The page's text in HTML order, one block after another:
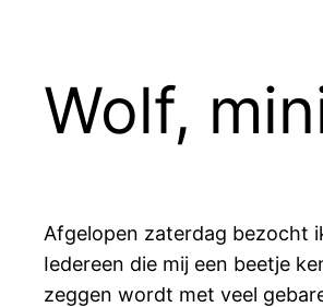
Wolf,
Afgelopen zaterdag bezocht
Iedereen die mij een beetje
zeggen wordt met veel